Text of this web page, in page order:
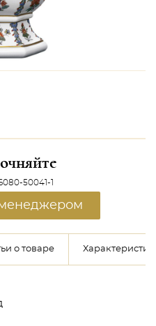
50041-1
менеджером
о товаре